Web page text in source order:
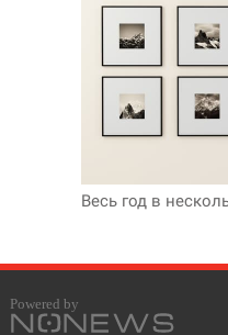
Весь год в